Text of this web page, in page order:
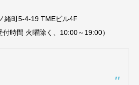
緒町5-4-19 TMEビル4F
時間 火曜除く、10:00～19:00）